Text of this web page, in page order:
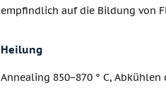
empfindlich auf die Bildung von
Heilung
Annealing 850−870 ° C, Abkühlen